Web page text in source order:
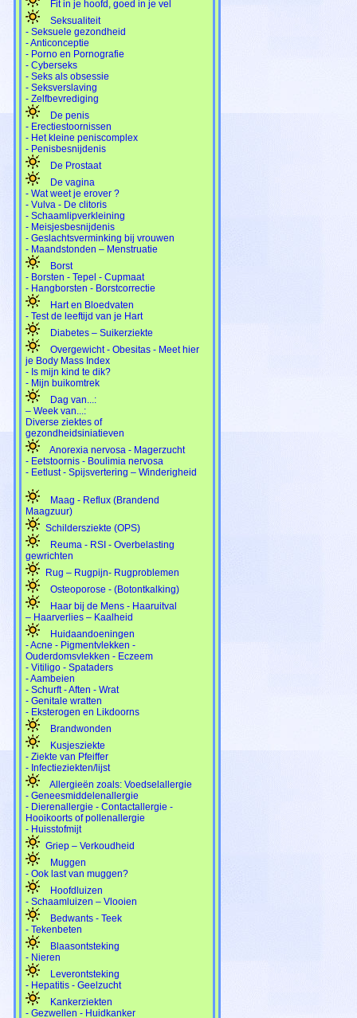
Fit in je hoofd, goed in je vel
Seksualiteit
- Seksuele gezondheid
- Anticonceptie
- Porno en Pornografie
- Cyberseks
- Seks als obsessie
- Seksverslaving
- Zelfbevrediging
De penis
- Erectiestoornissen
- Het kleine peniscomplex
- Penisbesnijdenis
De Prostaat
De vagina
- Wat weet je erover ?
- Vulva - De clitoris
- Schaamlipverkleining
- Meisjesbesnijdenis
- Geslachtsverminking bij vrouwen
- Maandstonden – Menstruatie
Borst
- Borsten - Tepel - Cupmaat
- Hangborsten - Borstcorrectie
Hart en Bloedvaten
- Test de leeftijd van je Hart
Diabetes – Suikerziekte
Overgewicht - Obesitas - Meet hier
je Body Mass Index
- Is mijn kind te dik?
- Mijn buikomtrek
Dag van...:
– Week van...:
Diverse ziektes of
gezondheidsiniatieven
Anorexia nervosa - Magerzucht
- Eetstoornis - Boulimia nervosa
- Eetlust - Spijsvertering – Winderigheid
Maag - Reflux (Brandend
Maagzuur)
Schildersziekte (OPS)
Reuma - RSI - Overbelasting
gewrichten
Rug – Rugpijn- Rugproblemen
Osteoporose - (Botontkalking)
Haar bij de Mens - Haaruitval
– Haarverlies – Kaalheid
Huidaandoeningen
- Acne - Pigmentvlekken -
Ouderdomsvlekken - Eczeem
- Vitiligo - Spataders
- Aambeien
- Schurft - Aften - Wrat
- Genitale wratten
- Eksterogen en Likdoorns
Brandwonden
Kusjesziekte
- Ziekte van Pfeiffer
- Infectieziekten/lijst
Allergieën zoals: Voedselallergie
- Geneesmiddelenallergie
- Dierenallergie - Contactallergie -
Hooikoorts of pollenallergie
- Huisstofmijt
Griep – Verkoudheid
Muggen
- Ook last van muggen?
Hoofdluizen
- Schaamluizen – Vlooien
Bedwants - Teek
- Tekenbeten
Blaasontsteking
- Nieren
Leverontsteking
- Hepatitis - Geelzucht
Kankerziekten
- Gezwellen - Huidkanker